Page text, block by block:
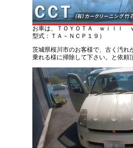
トヨタ ウィルビー 車内清
お車は、ＴＯＹＯＴＡ ｗｉｌｌ ｖ
型式：ＴＡ－ＮＣＰ１９）
茨城県桜川市のお客様で、古く汚れ
乗れる様に掃除して下さい。と依頼